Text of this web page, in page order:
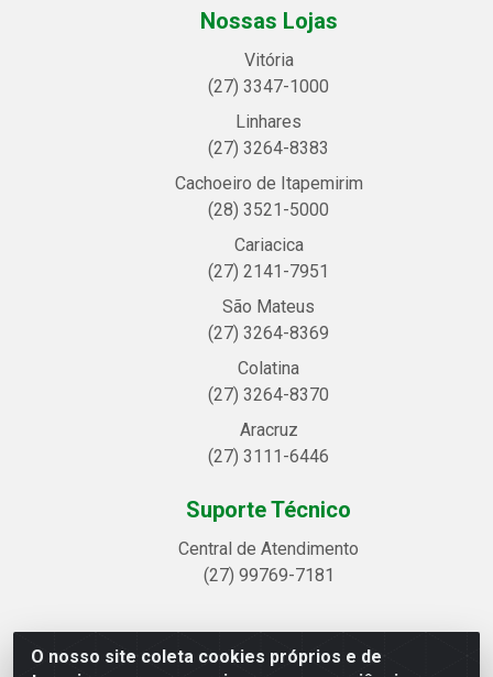
O nosso site coleta cookies próprios e de
Nossas Lojas
Vitória
(27) 3347-1000
Linhares
(27) 3264-8383
Cachoeiro de Itapemirim
(28) 3521-5000
Cariacica
(27) 2141-7951
São Mateus
(27) 3264-8369
Colatina
(27) 3264-8370
Aracruz
(27) 3111-6446
Suporte Técnico
Central de Atendimento
(27) 99769-7181
Linhavix Distribuidora LTDA - Avenida Alegre, 2521 -